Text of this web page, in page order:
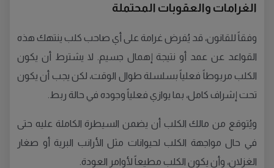
الغرامات والعقوبات المحتملة
وفقاً للقانون، قد يُفرض غرامة على أي صاحب كلب ينتهك هذه
القواعد عن عمد أو نتيجة إهمال جسيم. لا يشترط أن يكون
الكلب مربوطاً فعلياً بسلسلة طوال الوقت، لكن يجب أن يكون
تحت إشراف كامل، بما يوازي فعلياً وجوده في حالة ربط.
ويُتوقع من مالك الكلب أن يضمن السيطرة الكاملة عليه حتى
في حال مواجهة الكلب لحيوانات مثل الأرانب البرية أو صغار
الغزلان، وأن يكون الكلب مطيعاً لأوامر العودة.